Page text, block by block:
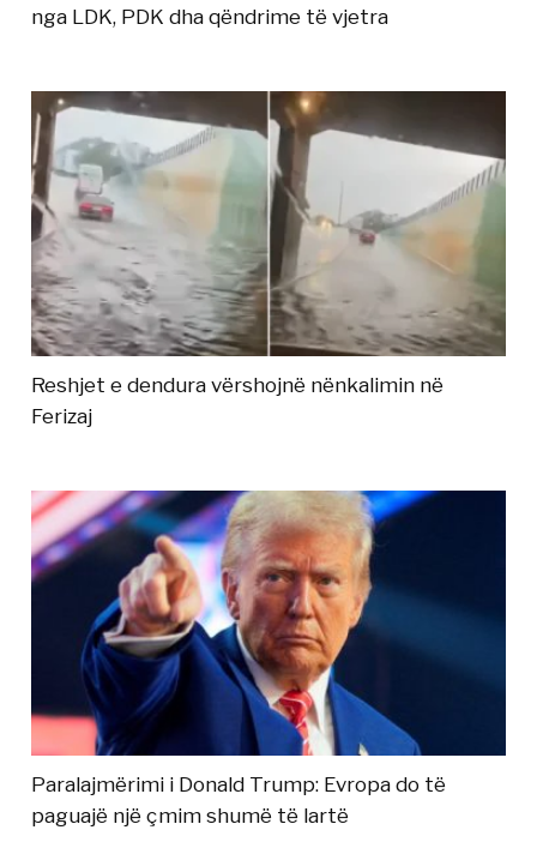
nga LDK, PDK dha qëndrime të vjetra
Reshjet e dendura vërshojnë nënkalimin në
Ferizaj
Paralajmërimi i Donald Trump: Evropa do të
paguajë një çmim shumë të lartë